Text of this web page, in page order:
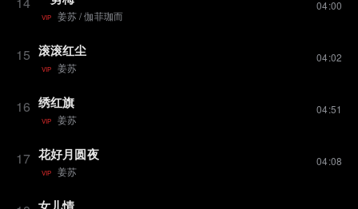
VIP 姜苏/伽菲珈而
04:00
15 滚滚红尘
VIP 姜苏
04:02
16 绣红旗
VIP 姜苏
04:51
17 花好月圆夜
VIP 姜苏
04:08
女儿情